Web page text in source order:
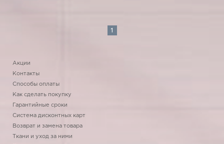
1
Акции
Контакты
Способы оплаты
Как сделать покупку
Гарантийные сроки
Система дисконтных карт
Возврат и замена товара
Ткани и уход за ними